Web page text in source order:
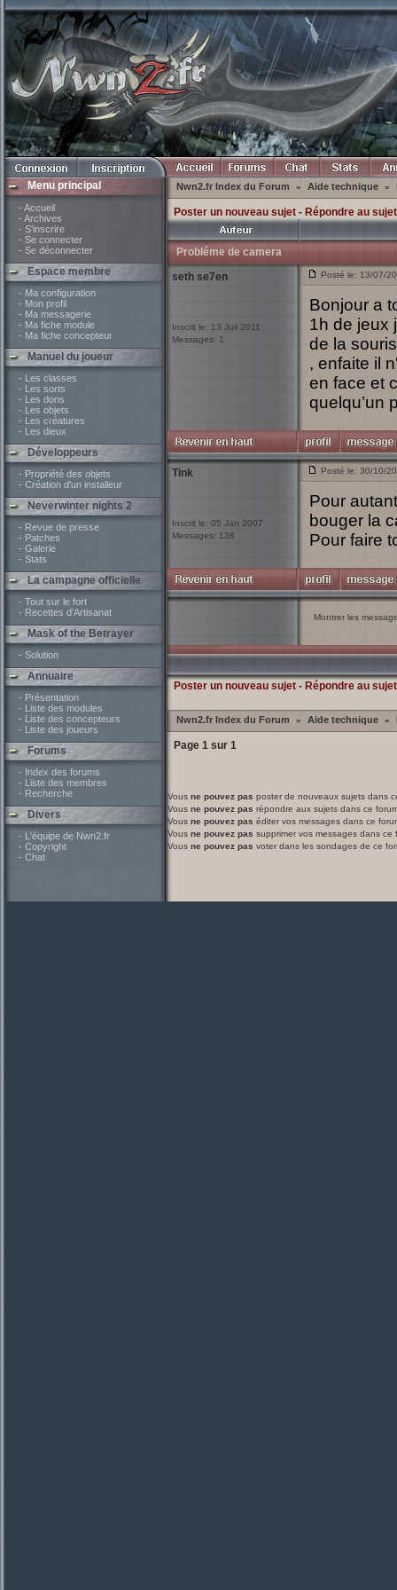
Menu principal
- Accueil
- Archives
- S'inscrire
- Se connecter
- Se déconnecter
Espace membre
- Ma configuration
- Mon profil
- Ma messagerie
- Ma fiche module
- Ma fiche concepteur
Manuel du joueur
- Les classes
- Les sorts
- Les dons
- Les objets
- Les créatures
- Les dieux
Développeurs
- Propriété des objets
- Création d'un installeur
Neverwinter nights 2
- Revue de presse
- Patches
- Galerie
- Stats
La campagne officielle
- Tout sur le fort
- Recettes d'Artisanat
Mask of the Betrayer
- Solution
Annuaire
- Présentation
- Liste des modules
- Liste des concepteurs
- Liste des joueurs
Forums
- Index des forums
- Liste des membres
- Recherche
Divers
- L'équipe de Nwn2.fr
- Copyright
- Chat
Nwn2.fr Index du Forum » Aide technique »
Poster un nouveau sujet- Répondre au sujet
Probléme de camera
seth se7en
Inscrit le: 13 Juil 2011
Messages: 1
Posté le: 13/07/
Bonjour a
1h de jeux
de la
, enfaite il
en face et
quelqu’un
Tink
Inscrit le: 05 Jan 2007
Messages: 136
Posté le: 30/10/
Pour
bouger la
Pour faire
Montrer les
Poster un nouveau sujet- Répondre au sujet
Nwn2.fr Index du Forum » Aide technique »
Page 1sur 1
Vous ne pouvez pas poster de nouveaux sujets dans
Vous ne pouvez pas répondre aux sujets dans ce
Vous ne pouvez pas éditer vos messages dans ce
Vous ne pouvez pas supprimer vos messages dans ce
Vous ne pouvez pas voter dans les sondages de ce